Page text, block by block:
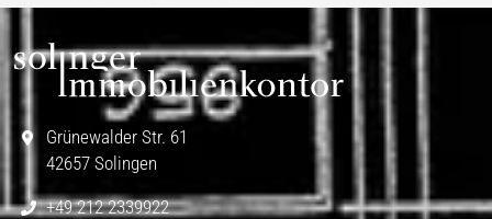
Grünewalder Str. 61
42657 Solingen
+49 212 2339922